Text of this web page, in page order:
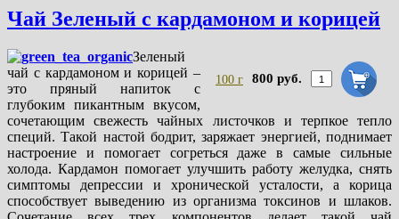
Чай Зеленый с кардамоном и корицей
100 г 800 руб.
Зеленый
чай с кардамоном и корицей –
это пряный напиток с
глубоким пикантным вкусом,
сочетающим свежесть чайных листочков и терпкое тепло
специй. Такой настой бодрит, заряжает энергией, поднимает
настроение и помогает согреться даже в самые сильные
холода. Кардамон помогает улучшить работу желудка, снять
симптомы депрессии и хронической усталости, а корица
способствует выведению из организма токсинов и шлаков.